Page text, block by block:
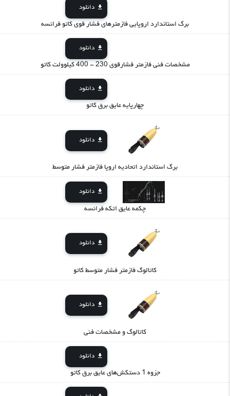
دانلود
برگ استاندارد اروپایی فازمترهای فشار قوی کاتو فرانسه
دانلود
مشخصات فنی فازمتر فشارقوی 230 - 400 کیلوولت کاتو
دانلود
چهارپایه عایق برق کاتو
دانلود
برگ استاندارد اتحادیه اروپا فازمتر فشار متوسط
دانلود
چکمه عایق اتکه فرانسه
دانلود
کاتالوگ فازمتر فشار متوسط کاتو
دانلود
کاتالوگ و مشخصات فنی
دانلود
جزوه 1 دستکش‌های عایق برق کاتو